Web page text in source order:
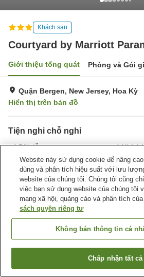
Khách sạn
Courtyard by Marriott
Giới thiệu tổng quát Phòng và Gói
Quận Bergen, New Jersey, Hoa Kỳ
Hiển thị trên bản đồ
Tiện nghi chỗ nghỉ
Bãi đỗ xe
Nhà
Hoàn toàn không hút thuốc
Giặt ủi
Trang chủ Hoa Kỳ New Jersey
Courtyard by Marriott Paramus
Tìm phòng trống
Website này sử dụng cookie để nâng
dùng và phân tích hiệu suất với lưu
website của chúng tôi. Chúng tôi cũng
việc bạn sử dụng website của chúng tôi
mạng xã hội, quảng cáo và phân tích
sách quyền riêng tư
Không bán thông tin cá
Chấp nhận tất cả